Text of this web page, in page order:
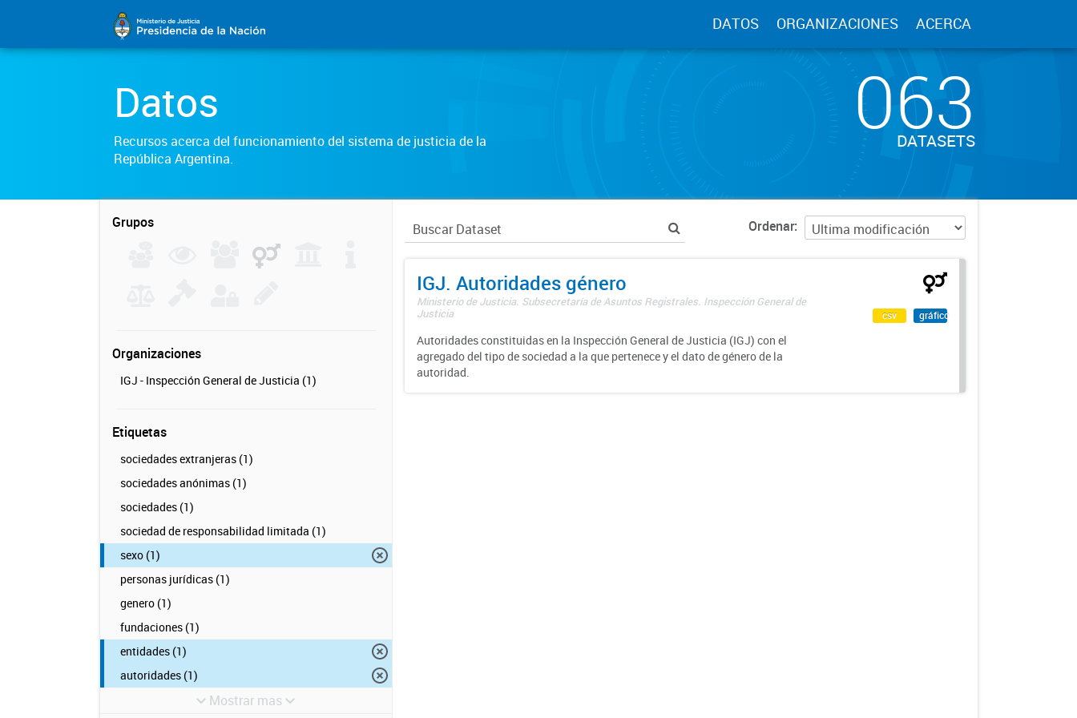
DATOS ORGANIZACIONES ACERCA
Datos
Recursos acerca del funcionamiento del sistema de justicia de la
República Argentina.
063
DATASETS
Grupos
Organizaciones
IGJ - Inspección General de Justicia (1)
Etiquetas
sociedades extranjeras (1)
sociedades anónimas (1)
sociedades (1)
sociedad de responsabilidad limitada (1)
sexo (1)
personas jurídicas (1)
genero (1)
fundaciones (1)
entidades (1)
autoridades (1)
Mostrar mas
Ordenar
IGJ. Autoridades género
Ministerio de Justicia. Subsecretaría de Asuntos Registrales. Inspección General de
Justicia
Autoridades constituidas en la Inspección General de Justicia (IGJ) con el
agregado del tipo de sociedad a la que pertenece y el dato de género de la
autoridad.
csv gráfico